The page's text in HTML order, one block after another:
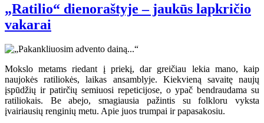
„Ratilio“ dienoraštyje – jaukūs lapkričio
vakarai
Mokslo metams riedant į priekį, dar greičiau lekia mano, kaip
naujokės ratiliokės, laikas ansamblyje. Kiekvieną savaitę naujų
įspūdžių ir patirčių semiuosi repeticijose, o ypač bendraudama su
ratiliokais. Be abejo, smagiausia pažintis su folkloru vyksta
įvairiausių renginių metu. Apie juos trumpai ir papasakosiu.